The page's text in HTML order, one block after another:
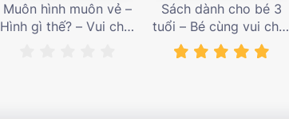
Muôn hình muôn vẻ –
Hình gì thế? – Vui chơi
Sách dành cho bé 3
tuổi – Bé cùng vui chơi
luyện tập – Sách vui
chơi tương tác tăng